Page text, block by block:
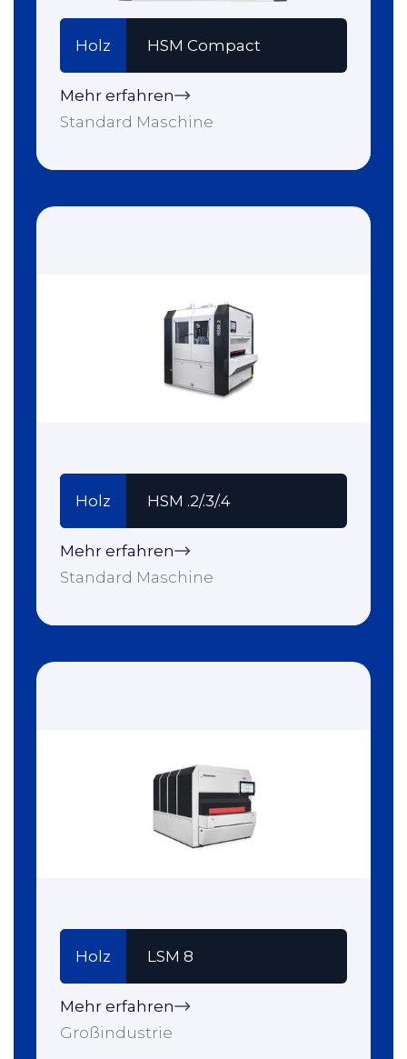
Holz HSM Compact
Mehr erfahren
Standard Maschine
Holz HSM .2/.3/.4
Mehr erfahren
Standard Maschine
Holz LSM 8
Mehr erfahren
Großindustrie